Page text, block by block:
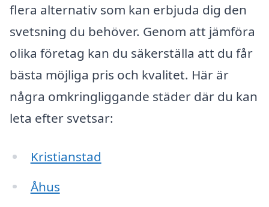
flera alternativ som kan erbjuda dig den
svetsning du behöver. Genom att jämföra
olika företag kan du säkerställa att du får
bästa möjliga pris och kvalitet. Här är
några omkringliggande städer där du kan
leta efter svetsar:
Kristianstad
Åhus